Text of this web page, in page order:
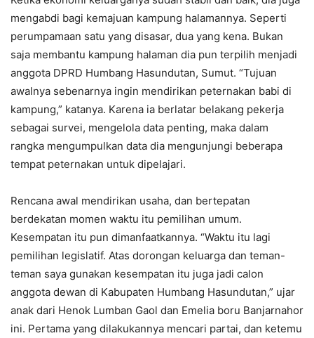
mengabdi bagi kemajuan kampung halamannya. Seperti
perumpamaan satu yang disasar, dua yang kena. Bukan
saja membantu kampung halaman dia pun terpilih menjadi
anggota DPRD Humbang Hasundutan, Sumut. “Tujuan
awalnya sebenarnya ingin mendirikan peternakan babi di
kampung,” katanya. Karena ia berlatar belakang pekerja
sebagai survei, mengelola data penting, maka dalam
rangka mengumpulkan data dia mengunjungi beberapa
tempat peternakan untuk dipelajari.
Rencana awal mendirikan usaha, dan bertepatan
berdekatan momen waktu itu pemilihan umum.
Kesempatan itu pun dimanfaatkannya. “Waktu itu lagi
pemilihan legislatif. Atas dorongan keluarga dan teman-
teman saya gunakan kesempatan itu juga jadi calon
anggota dewan di Kabupaten Humbang Hasundutan,” ujar
anak dari Henok Lumban Gaol dan Emelia boru Banjarnahor
ini. Pertama yang dilakukannya mencari partai, dan ketemu